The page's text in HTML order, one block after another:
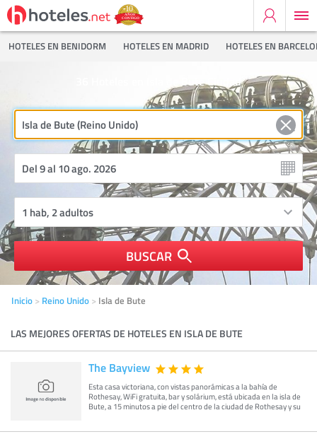
HOTELES EN BENIDORM HOTELES EN MADRID HOTELES EN
Hoteles en Isla de Bute Ciudad
BUSCAR
Inicio Reino Unido Isla de Bute
LAS MEJORES OFERTAS DE HOTELES EN ISLA DE BUTE
The Bayview
Esta casa victoriana, con vistas panorámicas a la bahía de
Rothesay, WiFi gratuita, bar y solárium, está ubicada en la isla de
Bute, a 15 minutos a pie del centro de la ciudad de Rothesay y su